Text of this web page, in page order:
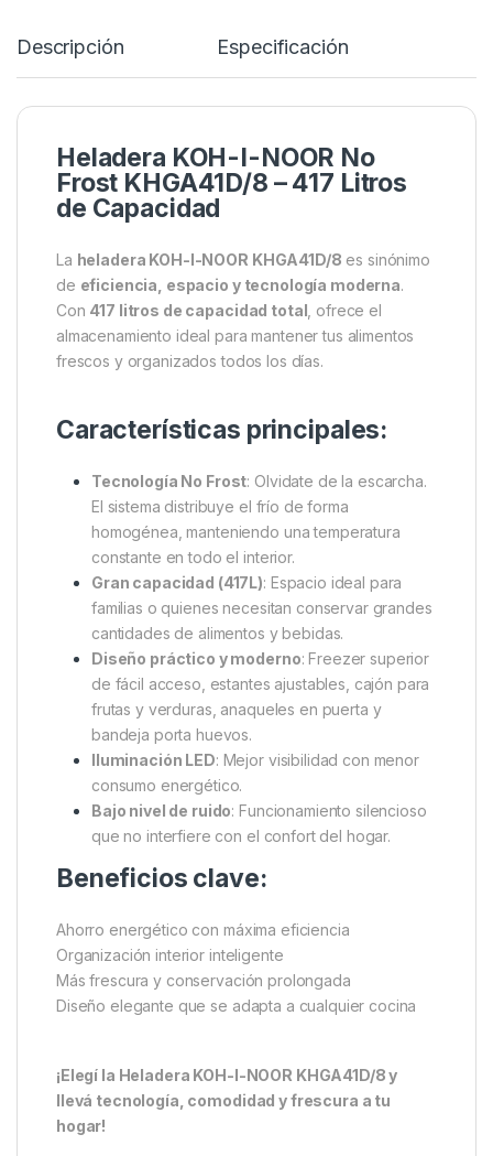
Descripción Especificación
Heladera KOH-I-NOOR No
Frost KHGA41D/8 – 417 Litros
de Capacidad
La heladera KOH-I-NOOR KHGA41D/8 es sinónimo
de eficiencia, espacio y tecnología moderna.
Con 417 litros de capacidad total , ofrece el
almacenamiento ideal para mantener tus alimentos
frescos y organizados todos los días.
Características principales:
Tecnología No Frost: Olvidate de la escarcha.
El sistema distribuye el frío de forma
homogénea, manteniendo una temperatura
constante en todo el interior.
Gran capacidad (417L): Espacio ideal para
familias o quienes necesitan conservar grandes
cantidades de alimentos y bebidas.
Diseño práctico y moderno: Freezer superior
de fácil acceso, estantes ajustables, cajón para
frutas y verduras, anaqueles en puerta y
bandeja porta huevos.
Iluminación LED: Mejor visibilidad con menor
consumo energético.
Bajo nivel de ruido: Funcionamiento silencioso
que no interfiere con el confort del hogar.
Beneficios clave:
Ahorro energético con máxima eficiencia
Organización interior inteligente
Más frescura y conservación prolongada
Diseño elegante que se adapta a cualquier cocina
¡Elegí la Heladera KOH-I-NOOR KHGA41D/8 y
llevá tecnología, comodidad y frescura a tu
hogar!